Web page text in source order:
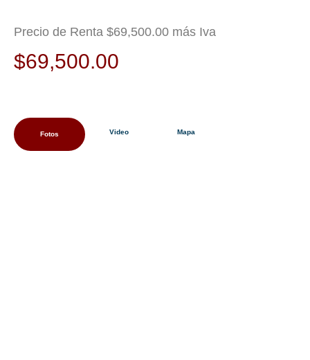
Precio de Renta $69,500.00 más Iva
$69,500.00
Fotos Video Mapa